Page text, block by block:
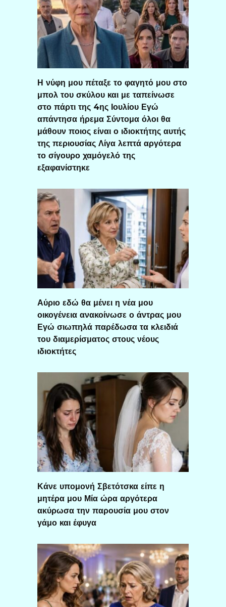
Η νύφη μου πέταξε το φαγητό μου στο
μπολ του σκύλου και με ταπείνωσε
στο πάρτι της 4ης Ιουλίου Εγώ
απάντησα ήρεμα Σύντομα όλοι θα
μάθουν ποιος είναι ο ιδιοκτήτης αυτής
της περιουσίας Λίγα λεπτά αργότερα
το σίγουρο χαμόγελό της
εξαφανίστηκε
Αύριο εδώ θα μένει η νέα μου
οικογένεια ανακοίνωσε ο άντρας μου
Εγώ σιωπηλά παρέδωσα τα κλειδιά
του διαμερίσματος στους νέους
ιδιοκτήτες
Κάνε υπομονή Σβετότσκα είπε η
μητέρα μου Μία ώρα αργότερα
ακύρωσα την παρουσία μου στον
γάμο και έφυγα